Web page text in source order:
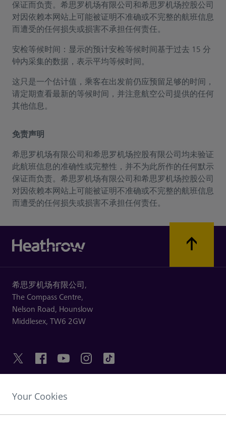
保证而负责。希思罗机场有限公司和希思罗机场控股公司
对因依赖本网站上可能被证明不准确或不完整的航班信息
而遭受的任何损失或损害不承担任何责任。
安检等候时间：显示的预计安检等候时间基于过去 15 分
钟内采集的数据，表示平均等候时间。
这只是一个估计值，乘客在出发前仍应预留足够的时间，
请定期查看最新的等候时间，并注意航空公司提供的任何
其他信息。
免责声明
希思罗机场有限公司和希思罗机场控股有限公司均未验证
此航班信息的准确性或完整性，并不为此所作的任何默示
保证而负责。希思罗机场有限公司和希思罗机场控股公司
对因依赖本网站上可能被证明不准确或不完整的航班信息
而遭受的任何损失或损害不承担任何责任。
希思罗机场有限公司,
The Compass Centre,
Nelson Road, Hounslow
Middlesex, TW6 2GW
友情链接
Your Cookies